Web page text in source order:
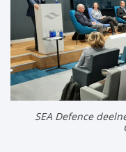
SEA Defence